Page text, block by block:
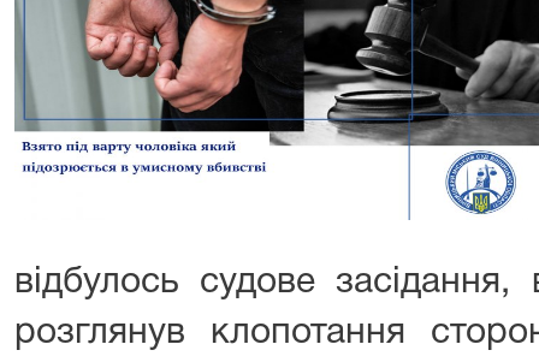
відбулось судове
розглянув клопотання